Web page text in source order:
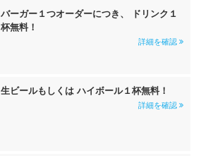
バーガー１つオーダーにつき、 ドリンク１
杯無料！
詳細を確認
生ビールもしくは ハイボール１杯無料！
詳細を確認